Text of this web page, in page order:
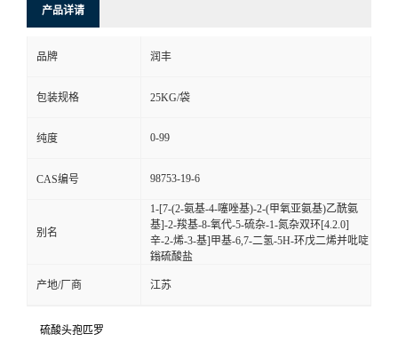
产品详请
品牌 润丰
包装规格 25KG/袋
纯度 0-99
CAS编号 98753-19-6
别名
1-[7-(2-氨基-4-噻唑基)-2-(甲氧亚氨基)乙酰氨
基]-2-羧基-8-氧代-5-硫杂-1-氮杂双环[4.2.0]
辛-2-烯-3-基]甲基-6,7-二氢-5H-环戊二烯并吡啶
鎓硫酸盐
产地/厂商 江苏
硫酸头孢匹罗